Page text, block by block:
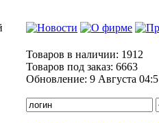
Товаров в наличии: 1912
Товаров под заказ: 6663
Обновление: 9 Августа